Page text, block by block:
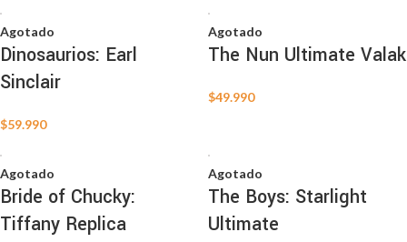
Agotado
Dinosaurios: Earl
Sinclair
$59.990
Agotado
The Nun Ultimate Valak
$49.990
Agotado
Bride of Chucky:
Tiffany Replica
Agotado
The Boys: Starlight
Ultimate